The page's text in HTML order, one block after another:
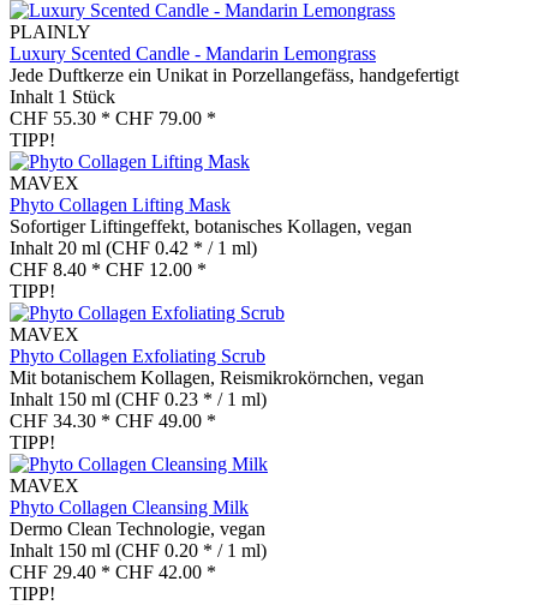
PLAINLY
Luxury Scented Candle - Mandarin Lemongrass
Jede Duftkerze ein Unikat in Porzellangefäss, handgefertigt
Inhalt 1 Stück
CHF 55.30 * CHF 79.00 *
TIPP!
MAVEX
Phyto Collagen Lifting Mask
Sofortiger Liftingeffekt, botanisches Kollagen, vegan
Inhalt 20 ml (CHF 0.42 * / 1 ml)
CHF 8.40 * CHF 12.00 *
TIPP!
MAVEX
Phyto Collagen Exfoliating Scrub
Mit botanischem Kollagen, Reismikrokörnchen, vegan
Inhalt 150 ml (CHF 0.23 * / 1 ml)
CHF 34.30 * CHF 49.00 *
TIPP!
MAVEX
Phyto Collagen Cleansing Milk
Dermo Clean Technologie, vegan
Inhalt 150 ml (CHF 0.20 * / 1 ml)
CHF 29.40 * CHF 42.00 *
TIPP!